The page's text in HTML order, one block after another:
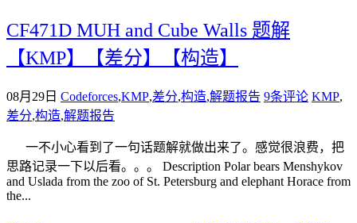
CF471D MUH and Cube Walls 题解
【KMP】【差分】【构造】
08月29日 Codeforces,KMP,差分,构造,解题报告 9条评论 KMP,
差分,构造,解题报告
一不小心看到了一句话题解就做出来了。感觉很浪费，把
思路记录一下以后看。。。 Description Polar bears Menshykov
and Uslada from the zoo of St. Petersburg and elephant Horace from
the...